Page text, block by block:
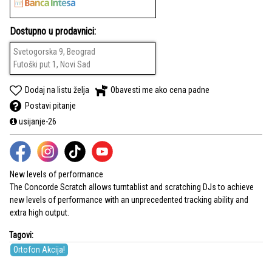
Dostupno u prodavnici:
Svetogorska 9, Beograd
Futoški put 1, Novi Sad
Dodaj na listu želja
Obavesti me ako cena padne
Postavi pitanje
usijanje-26
New levels of performance
The Concorde Scratch allows turntablist and scratching DJs to achieve
new levels of performance with an unprecedented tracking ability and
extra high output.
Tagovi:
Ortofon Akcija!